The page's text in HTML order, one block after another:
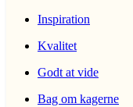
Inspiration
Kvalitet
Godt at vide
Bag om kagerne